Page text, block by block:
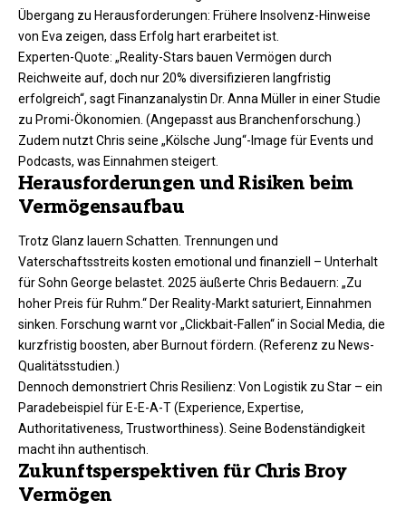
Übergang zu Herausforderungen: Frühere Insolvenz-Hinweise
von Eva zeigen, dass Erfolg hart erarbeitet ist.
Experten-Quote: „Reality-Stars bauen Vermögen durch
Reichweite auf, doch nur 20% diversifizieren langfristig
erfolgreich“, sagt Finanzanalystin Dr. Anna Müller in einer Studie
zu Promi-Ökonomien. (Angepasst aus Branchenforschung.)
Zudem nutzt Chris seine „Kölsche Jung“-Image für Events und
Podcasts, was Einnahmen steigert.​
Herausforderungen und Risiken beim
Vermögensaufbau
Trotz Glanz lauern Schatten. Trennungen und
Vaterschaftsstreits kosten emotional und finanziell – Unterhalt
für Sohn George belastet. 2025 äußerte Chris Bedauern: „Zu
hoher Preis für Ruhm.“ Der Reality-Markt saturiert, Einnahmen
sinken. Forschung warnt vor „Clickbait-Fallen“ in Social Media, die
kurzfristig boosten, aber Burnout fördern. (Referenz zu News-
Qualitätsstudien.)
Dennoch demonstriert Chris Resilienz: Von Logistik zu Star – ein
Paradebeispiel für E-E-A-T (Experience, Expertise,
Authoritativeness, Trustworthiness). Seine Bodenständigkeit
macht ihn authentisch.​
Zukunftsperspektiven für Chris Broy
Vermögen